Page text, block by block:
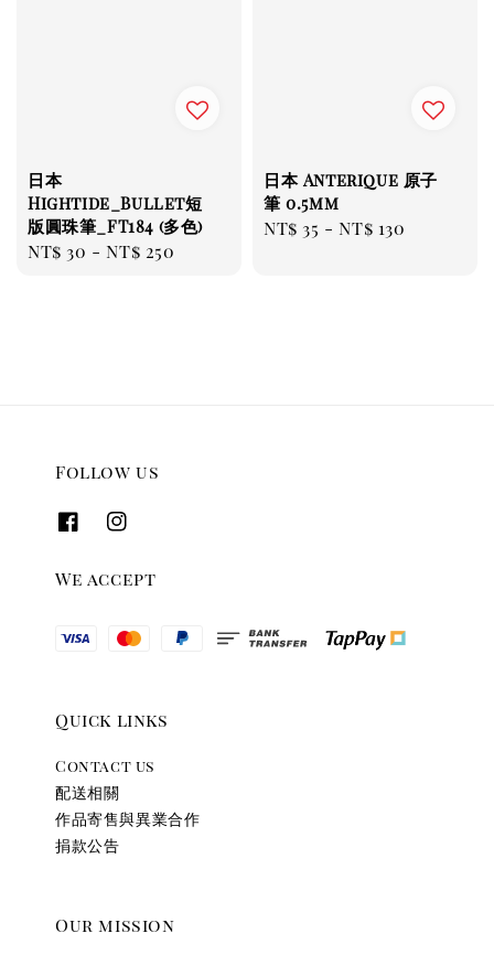
日本
Hightide_Bullet短
版圓珠筆_FT184 (多色)
Regular
NT$ 30 -NT$ 250
日本 Anterique 原子
筆 0.5mm
Regular
NT$ 35 -NT$ 130
Follow us
We accept
Quick links
Contact us
配送相關
作品寄售與異業合作
捐款公告
Our mission